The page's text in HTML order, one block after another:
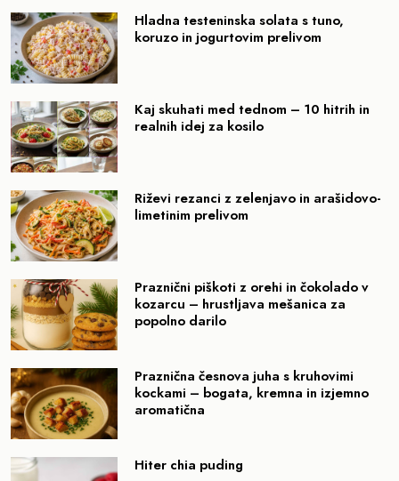
Hladna testeninska solata s tuno,
koruzo in jogurtovim prelivom
Kaj skuhati med tednom – 10 hitrih in
realnih idej za kosilo
Riževi rezanci z zelenjavo in arašidovo-
limetinim prelivom
Praznični piškoti z orehi in čokolado v
kozarcu – hrustljava mešanica za
popolno darilo
Praznična česnova juha s kruhovimi
kockami – bogata, kremna in izjemno
aromatična
Hiter chia puding